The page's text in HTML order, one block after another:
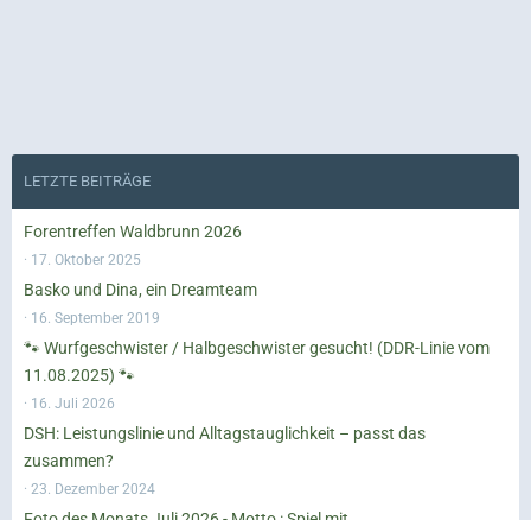
LETZTE BEITRÄGE
Forentreffen Waldbrunn 2026
17. Oktober 2025
Basko und Dina, ein Dreamteam
16. September 2019
🐾 Wurfgeschwister / Halbgeschwister gesucht! (DDR-Linie vom
11.08.2025) 🐾
16. Juli 2026
DSH: Leistungslinie und Alltagstauglichkeit – passt das
zusammen?
23. Dezember 2024